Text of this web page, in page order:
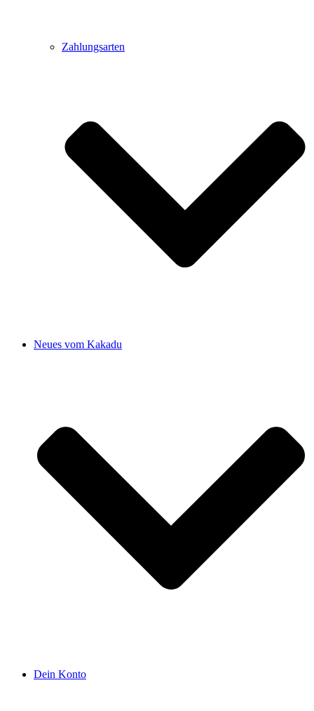
Zahlungsarten
Neues vom Kakadu
Dein Konto